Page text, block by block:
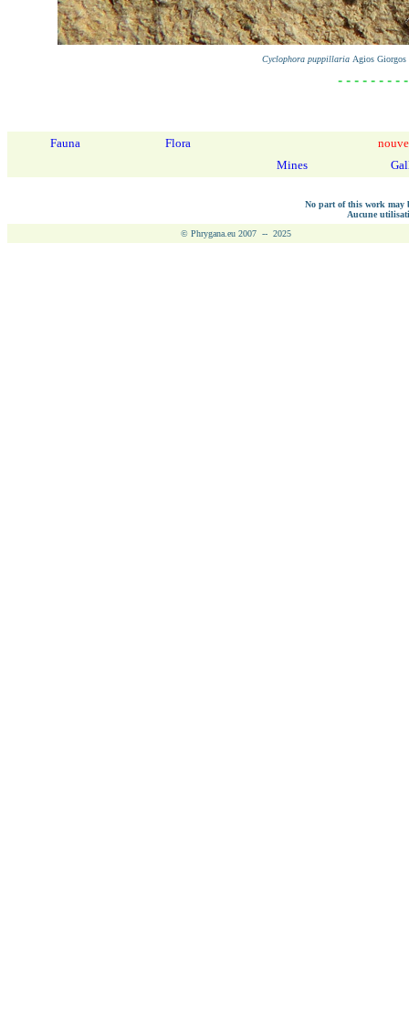
Cyclophora puppillaria Agios Giorgos
- - - - - - - -
Fauna Flora
Mines
No part of this work may
Aucune
© Phrygana.eu 2007 -- 2025